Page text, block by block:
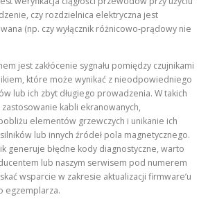
czy rozdzielnica elektryczna jest
(np. czy wyłącznik różnicowo-prądowy nie
jest zakłócenie sygnału pomiędzy czujnikami
które może wynikać z nieodpowiedniego
lub ich zbyt długiego prowadzenia. W takich
kabli ekranowanych,
elementów grzewczych i unikanie ich
lub innych źródeł pola magnetycznego.
generuje błędne kody diagnostyczne, warto
lub naszym serwisem pod numerem
wsparcie w zakresie aktualizacji firmware’u
egzemplarza.